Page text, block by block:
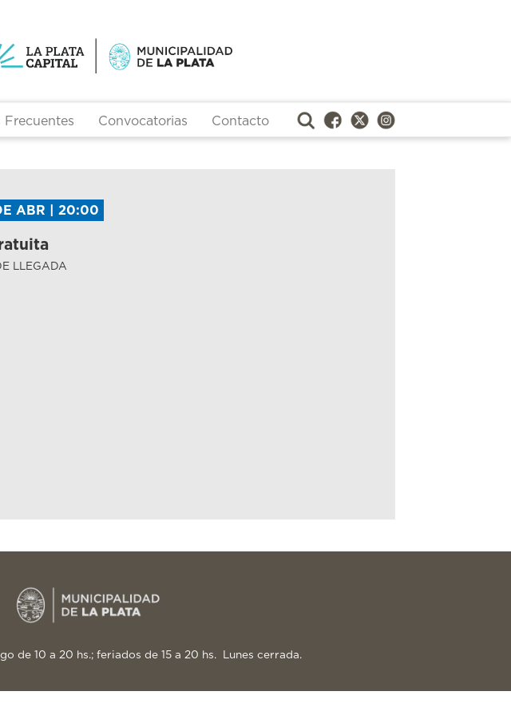
Frecuentes Convocatorias Contacto
ABR | 20:00
LLEGADA
de 10 a 20 hs.; feriados de 15 a 20 hs. Lunes cerrada.